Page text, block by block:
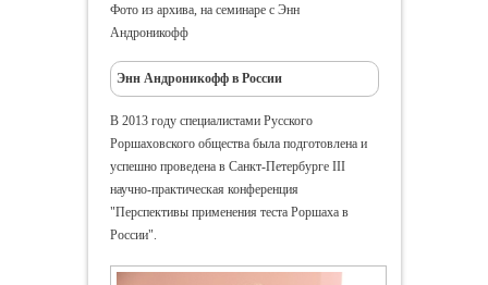
Фото из архива, на семинаре с Энн
Андроникофф
Энн Андроникофф в России
В 2013 году специалистами Русского
Роршаховского общества была подготовлена и
успешно проведена в Санкт-Петербурге III
научно-практическая конференция
"Перспективы применения теста Роршаха в
России".